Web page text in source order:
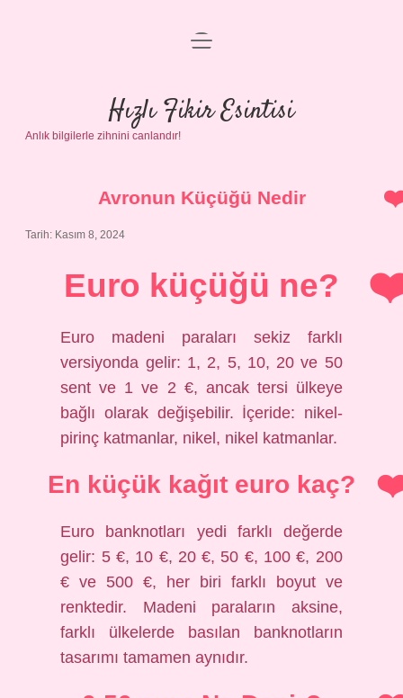
Anasayfa
Gizlilik Politikası
Yasal Uyarı
menüyü
Hızlı Fikir Esintisi
Anlık bilgilerle zihnini canlandır!
Avronun Küçüğü Nedir
Tarih: Kasım 8, 2024
Euro küçüğü ne?
Euro madeni paraları sekiz farklı
versiyonda gelir: 1, 2, 5, 10, 20 ve 50
sent ve 1 ve 2 €, ancak tersi ülkeye
bağlı olarak değişebilir. İçeride: nikel-
pirinç katmanlar, nikel, nikel katmanlar.
En küçük kağıt euro kaç?
Euro banknotları yedi farklı değerde
gelir: 5 €, 10 €, 20 €, 50 €, 100 €, 200
€ ve 500 €, her biri farklı boyut ve
renktedir. Madeni paraların aksine,
farklı ülkelerde basılan banknotların
tasarımı tamamen aynıdır.